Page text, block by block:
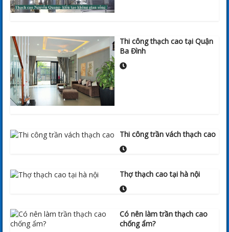
Thi công thạch cao tại Quận
Ba Đình
Thi công trần vách thạch cao
Thợ thạch cao tại hà nội
Có nên làm trần thạch cao
chống ẩm?